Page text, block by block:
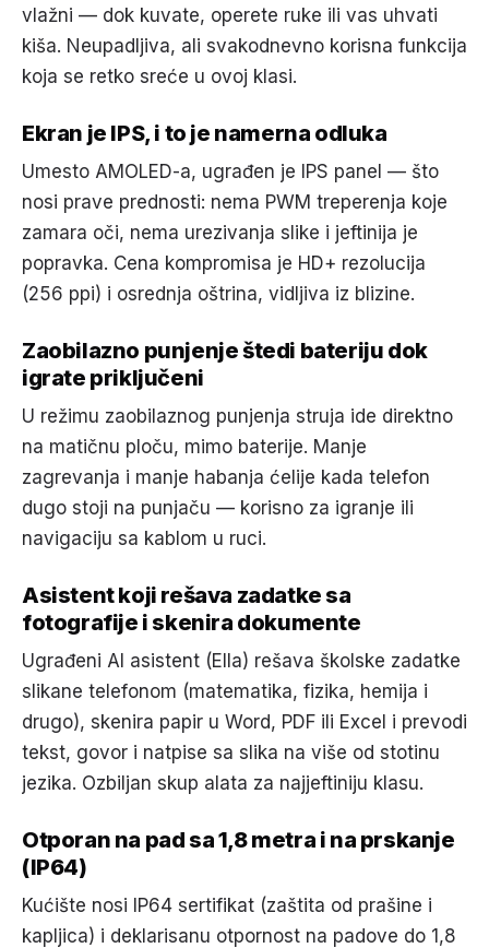
vlažni — dok kuvate, operete ruke ili vas uhvati
kiša. Neupadljiva, ali svakodnevno korisna funkcija
koja se retko sreće u ovoj klasi.
Ekran je IPS, i to je namerna odluka
Umesto AMOLED-a, ugrađen je IPS panel — što
nosi prave prednosti: nema PWM treperenja koje
zamara oči, nema urezivanja slike i jeftinija je
popravka. Cena kompromisa je HD+ rezolucija
(256 ppi) i osrednja oštrina, vidljiva iz blizine.
Zaobilazno punjenje štedi bateriju dok
igrate priključeni
U režimu zaobilaznog punjenja struja ide direktno
na matičnu ploču, mimo baterije. Manje
zagrevanja i manje habanja ćelije kada telefon
dugo stoji na punjaču — korisno za igranje ili
navigaciju sa kablom u ruci.
Asistent koji rešava zadatke sa
fotografije i skenira dokumente
Ugrađeni AI asistent (Ella) rešava školske zadatke
slikane telefonom (matematika, fizika, hemija i
drugo), skenira papir u Word, PDF ili Excel i prevodi
tekst, govor i natpise sa slika na više od stotinu
jezika. Ozbiljan skup alata za najjeftiniju klasu.
Otporan na pad sa 1,8 metra i na prskanje
(IP64)
Kućište nosi IP64 sertifikat (zaštita od prašine i
kapljica) i deklarisanu otpornost na padove do 1,8